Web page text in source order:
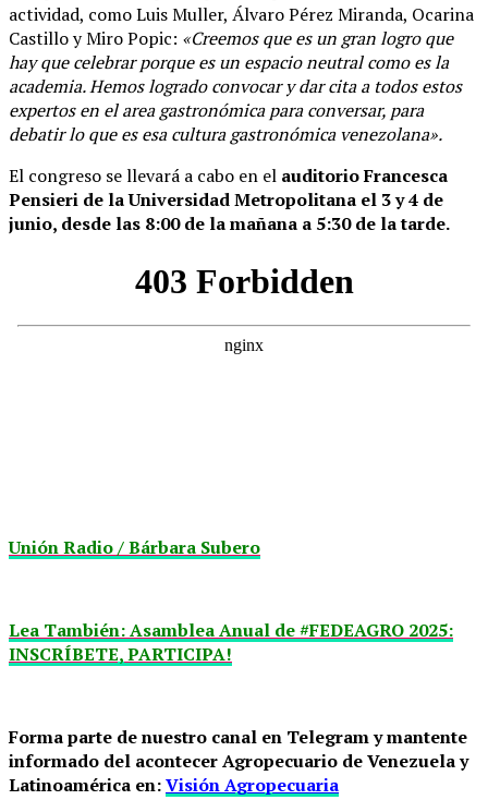
actividad, como Luis Muller, Álvaro Pérez Miranda, Ocarina
Castillo y Miro Popic: «Creemos que es un gran logro que
hay que celebrar porque es un espacio neutral como es la
academia. Hemos logrado convocar y dar cita a todos estos
expertos en el area gastronómica para conversar, para
debatir lo que es esa cultura gastronómica venezolana».
El congreso se llevará a cabo en el auditorio Francesca
Pensieri de la Universidad Metropolitana el 3 y 4 de
junio, desde las 8:00 de la mañana a 5:30 de la tarde.
Unión Radio / Bárbara Subero
Lea También: Asamblea Anual de #FEDEAGRO 2025:
INSCRÍBETE, PARTICIPA!
Forma parte de nuestro canal en Telegram y mantente
informado del acontecer Agropecuario de Venezuela y
Latinoamérica en:Visión Agropecuaria